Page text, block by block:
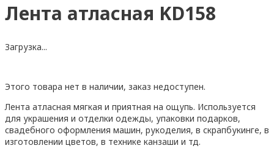
Лента атласная KD158
Загрузка...
Этого товара нет в наличии, заказ недоступен.
Лента атласная мягкая и приятная на ощупь. Используется
для украшения и отделки одежды, упаковки подарков,
свадебного оформления машин, рукоделия, в скрапбукинге, в
изготовлении цветов, в технике канзаши и тд.